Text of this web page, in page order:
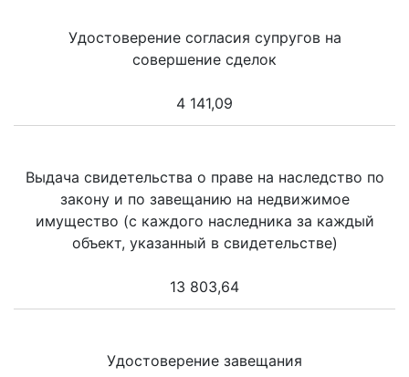
Удостоверение согласия супругов на
совершение сделок
4 141,09
Выдача свидетельства о праве на наследство по
закону и по завещанию на недвижимое
имущество (с каждого наследника за каждый
объект, указанный в свидетельстве)
13 803,64
Удостоверение завещания